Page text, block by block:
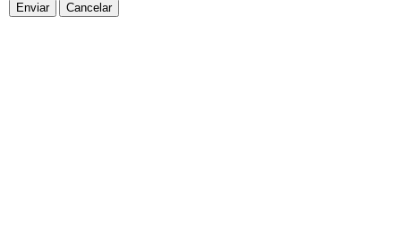
Enviar Cancelar